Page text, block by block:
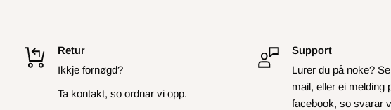
Retur
Ikkje fornøgd?
Ta kontakt, so ordnar vi opp.
Support
Lurer du på noke?
mail, eller ei melding
facebook, so svarar